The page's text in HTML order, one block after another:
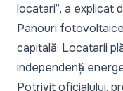
locatari”, a explicat
Panouri
capitală: Locatarii
independență
Potrivit oficialului,